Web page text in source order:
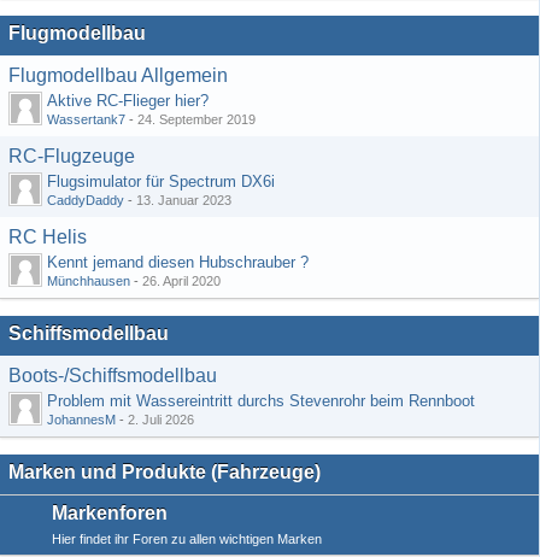
Flugmodellbau
Flugmodellbau Allgemein
Aktive RC-Flieger hier?
Wassertank7 - 24. September 2019
RC-Flugzeuge
Flugsimulator für Spectrum DX6i
CaddyDaddy - 13. Januar 2023
RC Helis
Kennt jemand diesen Hubschrauber ?
Münchhausen - 26. April 2020
Schiffsmodellbau
Boots-/Schiffsmodellbau
Problem mit Wassereintritt durchs Stevenrohr beim Rennboot
JohannesM - 2. Juli 2026
Marken und Produkte (Fahrzeuge)
Markenforen
Hier findet ihr Foren zu allen wichtigen Marken